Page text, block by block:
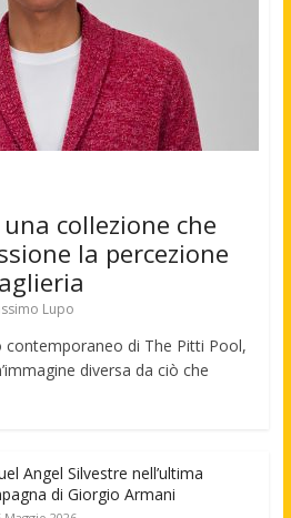
collezione che
la percezione
Lupo
contemporaneo di The Pitti Pool,
diversa da ciò che
Angel Silvestre nell’ultima
di Giorgio Armani